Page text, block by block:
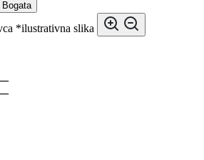
Bogata
*ilustrativna slika